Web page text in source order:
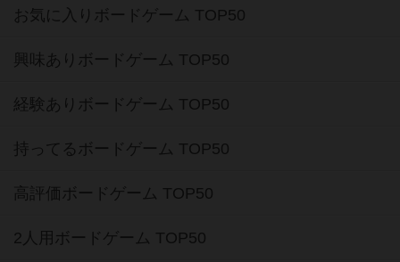
お気に入りボードゲーム TOP50
興味ありボードゲーム TOP50
経験ありボードゲーム TOP50
持ってるボードゲーム TOP50
高評価ボードゲーム TOP50
2人用ボードゲーム TOP50